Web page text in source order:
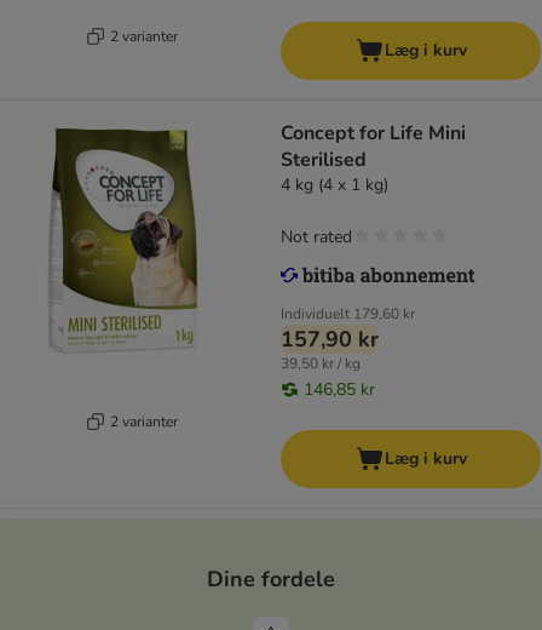
2 varianter
Læg i kurv
2 varianter
Concept for Life Mini
Sterilised
4 kg (4 x 1 kg)
Individuelt 179,60 kr
157,90 kr
39,50 kr / kg
146,85 kr
Not rated
Læg i kurv
Dine fordele